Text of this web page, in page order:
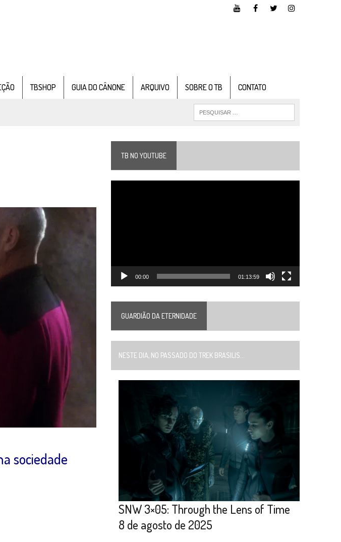
TBSHOP GUIA DO CÂNONE ARQUIVO SOBRE O TB CONTATO
sociedade
TB NO YOUTUBE
00:00 01:13:59
GUARDIÃO DA ETERNIDADE
NESTE DIA, NO PASSADO DO TREK BRASILIS...
SNW 3×05: Through the Lens of Time
8 de agosto de 2025